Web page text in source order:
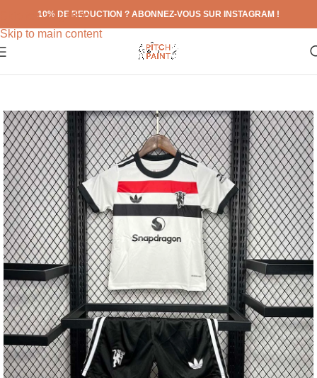
Skip to navigation
Skip to main content
10% DE REDUCTION ? ABONNEZ-VOUS SUR INSTAGRAM !